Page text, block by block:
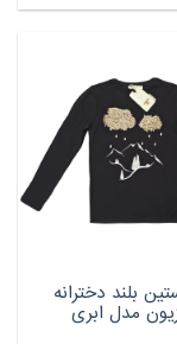
بلند دخترانه
مدل ابری